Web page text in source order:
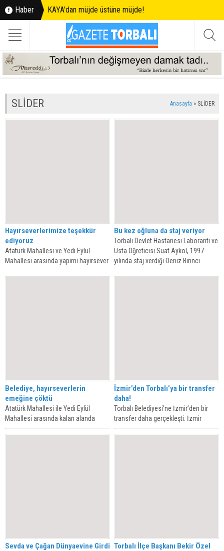
Haber KAYA'dan müjde üstüne müjde!
Anasayfa » SLİDER
SLİDER
Hayırseverlerimize teşekkür
ediyoruz
Atatürk Mahallesi ve Yedi Eylül
Mahallesi arasında yapımı hayırsever
iş insanları tarafından gerçekleştirilen
Bu kez oğluna da staj veriyor
Torbalı Devlet Hastanesi Laborantı ve
Usta Öğreticisi Suat Aykol, 1997
yılında staj verdiği Deniz Birinci...
Belediye, hayırseverlerin
emeğine çöktü
Atatürk Mahallesi ile Yedi Eylül
Mahallesi arasında kalan alanda
hayırseverler tarafından yapılan
İzmir’den Torbalı’ya bir transfer
daha!
Torbalı Belediyesi’ne İzmir’den bir
transfer daha gerçekleşti. İzmir
Büyükşehir Belediyesi’nde çeşitli
Sevda ve Çağan Dünyaevine Girdi Torbalı İlçe Başkanı Bekir Özel